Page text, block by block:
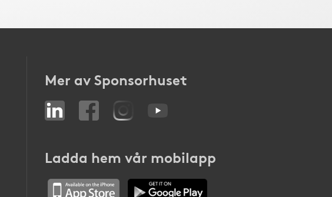
Mer av Sponsorhuset
Ladda hem vår mobilapp